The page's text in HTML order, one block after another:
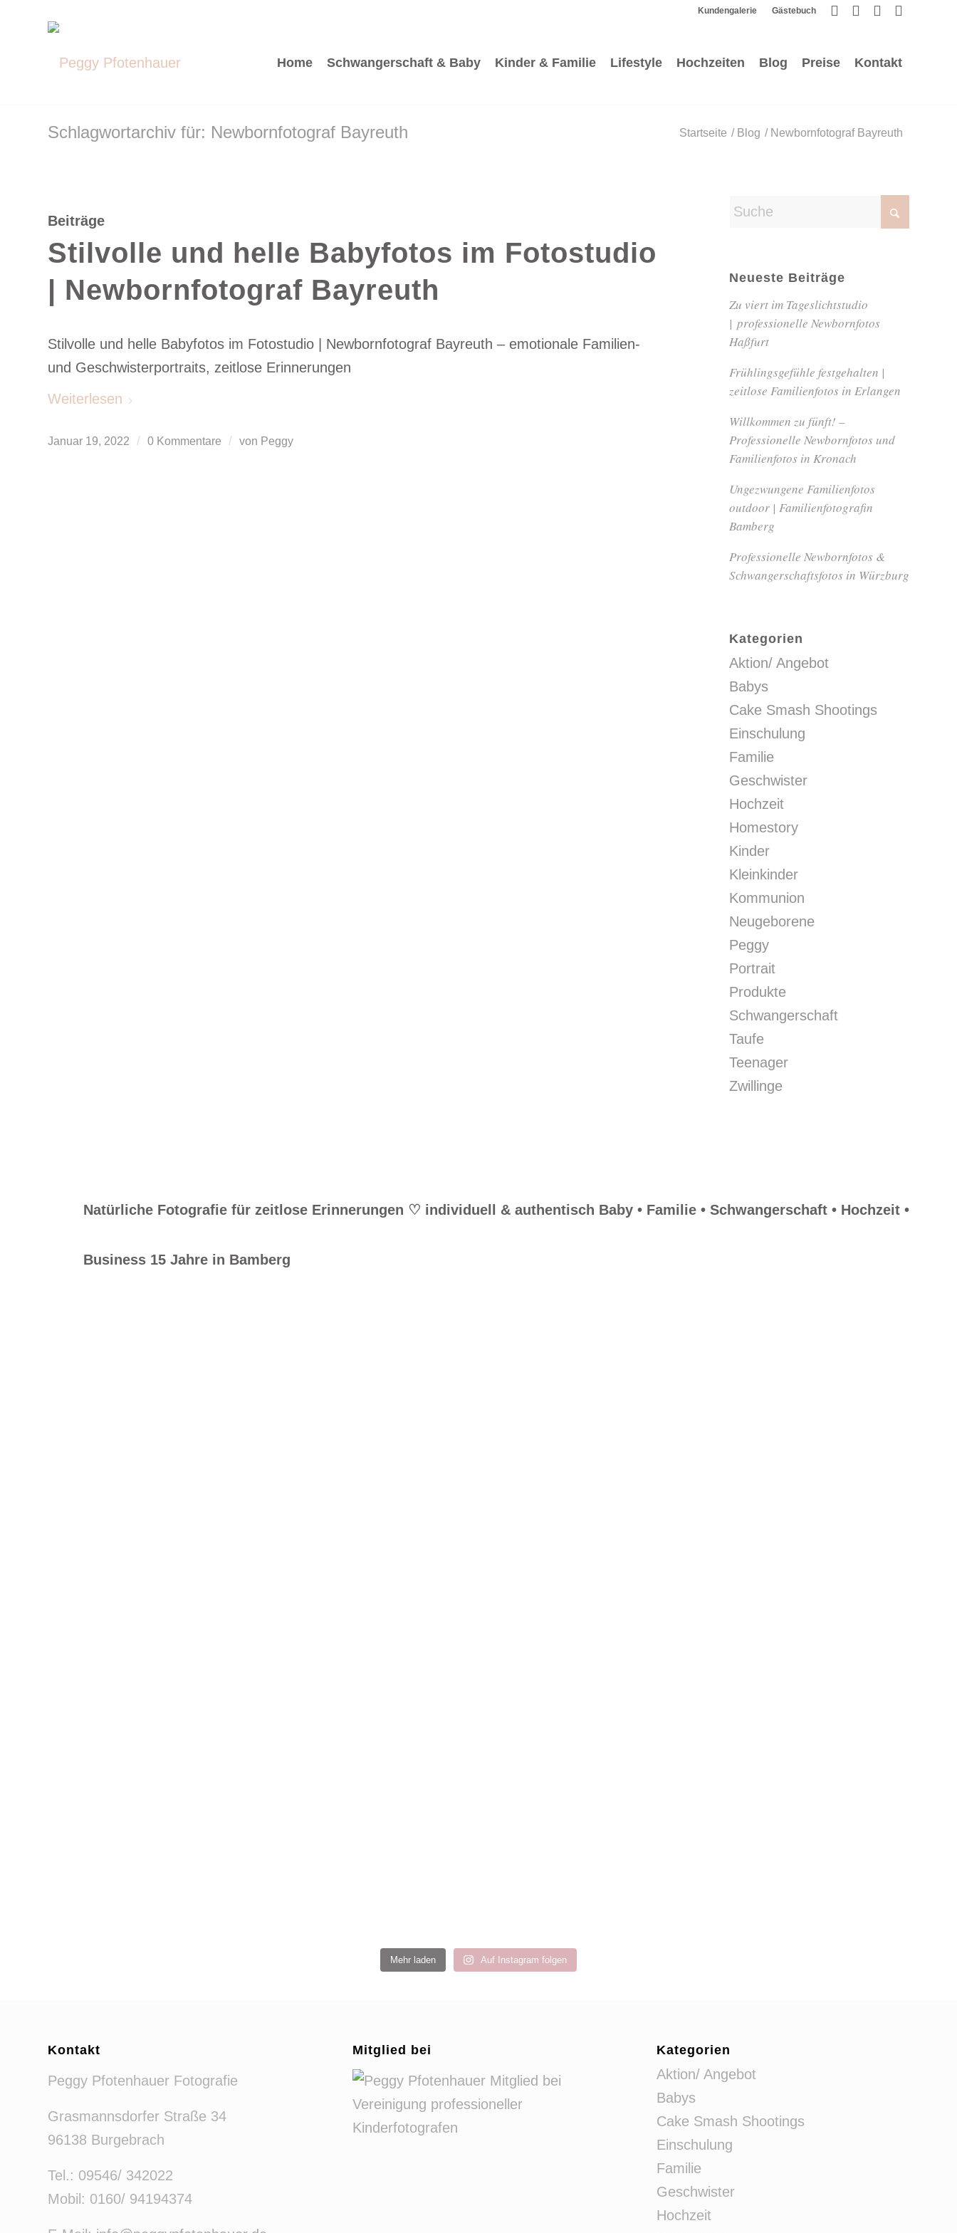
Kundengalerie Gästebuch
Home Schwangerschaft & Baby Kinder & Familie Lifestyle Hochzeiten Blog Preise Kontakt
Schlagwortarchiv für: Newbornfotograf Bayreuth Startseite / Blog / Newbornfotograf Bayreuth
Beiträge
Stilvolle und helle Babyfotos im Fotostudio
| Newbornfotograf Bayreuth
Stilvolle und helle Babyfotos im Fotostudio | Newbornfotograf Bayreuth – emotionale Familien-
und Geschwisterportraits, zeitlose Erinnerungen
Weiterlesen
Januar 19, 2022 / 0 Kommentare / von Peggy
Neueste Beiträge
Zu viert im Tageslichtstudio
| professionelle Newbornfotos
Haßfurt
Frühlingsgefühle festgehalten |
zeitlose Familienfotos in Erlangen
Willkommen zu fünft! –
Professionelle Newbornfotos und
Familienfotos in Kronach
Ungezwungene Familienfotos
outdoor | Familienfotografin
Bamberg
Professionelle Newbornfotos &
Schwangerschaftsfotos in Würzburg
Kategorien
Aktion/ Angebot
Babys
Cake Smash Shootings
Einschulung
Familie
Geschwister
Hochzeit
Homestory
Kinder
Kleinkinder
Kommunion
Neugeborene
Peggy
Portrait
Produkte
Schwangerschaft
Taufe
Teenager
Zwillinge
Natürliche Fotografie für zeitlose Erinnerungen ♡ individuell & authentisch Baby • Familie • Schwangerschaft • Hochzeit •
Business 15 Jahre in Bamberg
Mehr laden Auf Instagram folgen
Kontakt
Peggy Pfotenhauer Fotografie
Grasmannsdorfer Straße 34
96138 Burgebrach
Tel.: 09546/ 342022
Mobil: 0160/ 94194374
Mitglied bei Kategorien
Aktion/ Angebot
Babys
Cake Smash Shootings
Einschulung
Familie
Geschwister
Hochzeit